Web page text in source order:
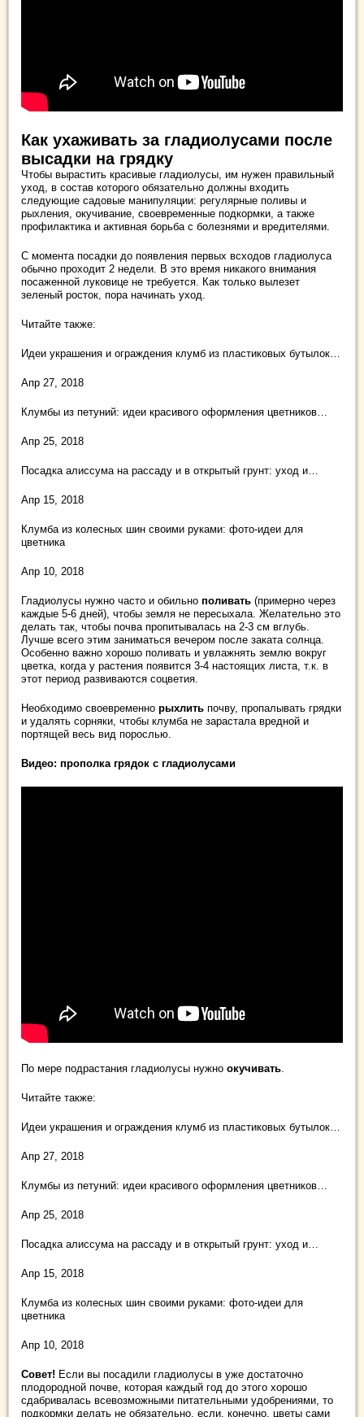
Как ухаживать за гладиолусами после
высадки на грядку
Чтобы вырастить красивые гладиолусы, им нужен правильный
уход, в состав которого обязательно должны входить
следующие садовые манипуляции: регулярные поливы и
рыхления, окучивание, своевременные подкормки, а также
профилактика и активная борьба с болезнями и вредителями.
С момента посадки до появления первых всходов гладиолуса
обычно проходит 2 недели. В это время никакого внимания
посаженной луковице не требуется. Как только вылезет
зеленый росток, пора начинать уход.
Читайте также:
Идеи украшения и ограждения клумб из пластиковых бутылок…
Апр 27, 2018
Клумбы из петуний: идеи красивого оформления цветников…
Апр 25, 2018
Посадка алиссума на рассаду и в открытый грунт: уход и…
Апр 15, 2018
Клумба из колесных шин своими руками: фото-идеи для
цветника
Апр 10, 2018
Гладиолусы нужно часто и обильно поливать (примерно через
каждые 5-6 дней), чтобы земля не пересыхала. Желательно это
делать так, чтобы почва пропитывалась на 2-3 см вглубь.
Лучше всего этим заниматься вечером после заката солнца.
Особенно важно хорошо поливать и увлажнять землю вокруг
цветка, когда у растения появится 3-4 настоящих листа, т.к. в
этот период развиваются соцветия.
Необходимо своевременно рыхлить почву, пропалывать грядки
и удалять сорняки, чтобы клумба не зарастала вредной и
портящей весь вид порослью.
Видео: прополка грядок с гладиолусами
По мере подрастания гладиолусы нужно окучивать.
Читайте также:
Идеи украшения и ограждения клумб из пластиковых бутылок…
Апр 27, 2018
Клумбы из петуний: идеи красивого оформления цветников…
Апр 25, 2018
Посадка алиссума на рассаду и в открытый грунт: уход и…
Апр 15, 2018
Клумба из колесных шин своими руками: фото-идеи для
цветника
Апр 10, 2018
Совет! Если вы посадили гладиолусы в уже достаточно
плодородной почве, которая каждый год до этого хорошо
сдабривалась всевозможными питательными удобрениями, то
подкормки делать не обязательно, если, конечно, цветы сами